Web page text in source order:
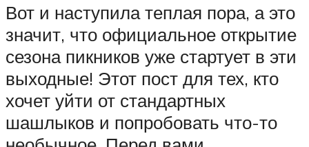
Вот и наступила теплая пора, а это
значит, что официальное открытие
сезона пикников уже стартует в эти
выходные! Этот пост для тех, кто
хочет уйти от стандартных
шашлыков и попробовать что-то